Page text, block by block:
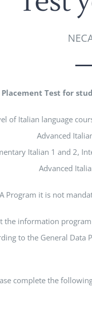
Test for
of Italian language
Advanced
Italian 1 and 2,
Advanced
Program it is not
the information
to the General Data
complete the